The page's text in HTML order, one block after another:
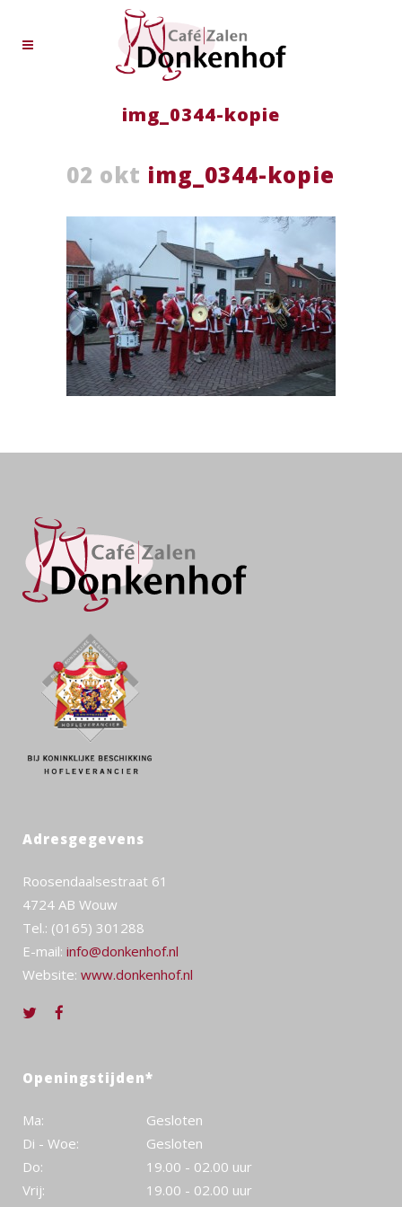
img_0344-kopie
02 okt img_0344-kopie
Adresgegevens
Roosendaalsestraat 61
4724 AB Wouw
Tel.: (0165) 301288
E-mail: info@donkenhof.nl
Website: www.donkenhof.nl
Openingstijden*
Ma:
Gesloten
Di - Woe:
Gesloten
Do:
19.00 - 02.00 uur
Vrij:
19.00 - 02.00 uur